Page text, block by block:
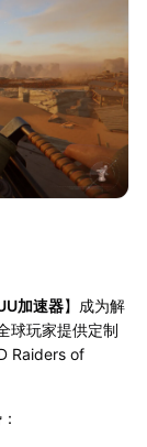
加速器】成为解
球玩家提供定制
Raiders of